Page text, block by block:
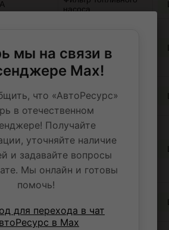
насоса
4A-FE/5A-FE 90-01
R043A050
охлаждающая
Шланг тормозной
Chevrolet Cruze,
Orlando, Opel Astra J,
Zafira C, 1335999
133455809
заднего
мы на связи в
Max!
что «АвтоРесурс»
в отечественном
Получайте
уточняйте наличие
и задавайте вопросы
Мы онлайн и готовы
помочь!